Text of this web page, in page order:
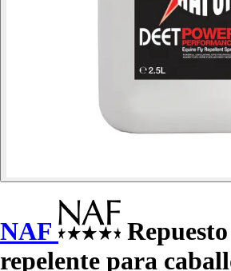
NAF
repelente para